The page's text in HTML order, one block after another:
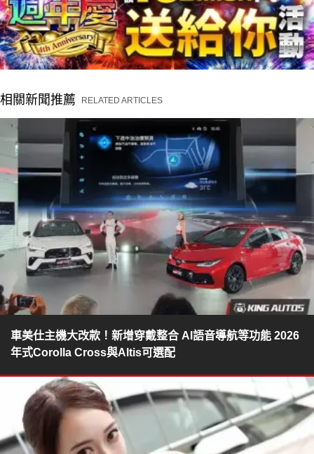
相關新聞推薦 RELATED ARTICLES
車美仕主機大改款！新增穿戴整合 AI語音導航等功能 2026
年式Corolla Cross與Altis可選配